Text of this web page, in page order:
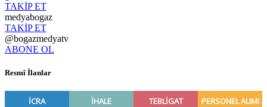
TAKİP ET
medyabogaz
TAKİP ET
@bogazmedyatv
ABONE OL
Resmî İlanlar